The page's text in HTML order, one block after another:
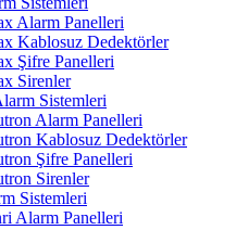
Alarm Panelleri
Kablosuz Dedektörler
Şifre Panelleri
Sirenler
Sistemleri
Alarm Panelleri
Kablosuz Dedektörler
Şifre Panelleri
Sirenler
Sistemleri
Alarm Panelleri